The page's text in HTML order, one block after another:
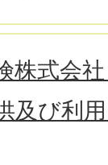
株式会
及び利